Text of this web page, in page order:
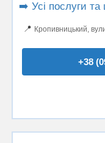
➡️ Усі послуги та
📍 Кропивницький,
+38